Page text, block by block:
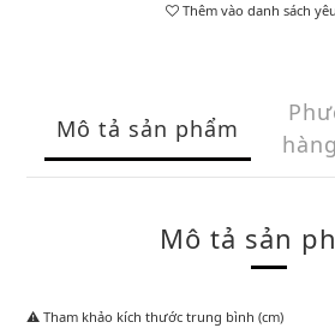
Thêm vào danh sách
Mô tả sản phẩm
Mô tả sản
⚠️ Tham khảo kích thước trung bình (cm)